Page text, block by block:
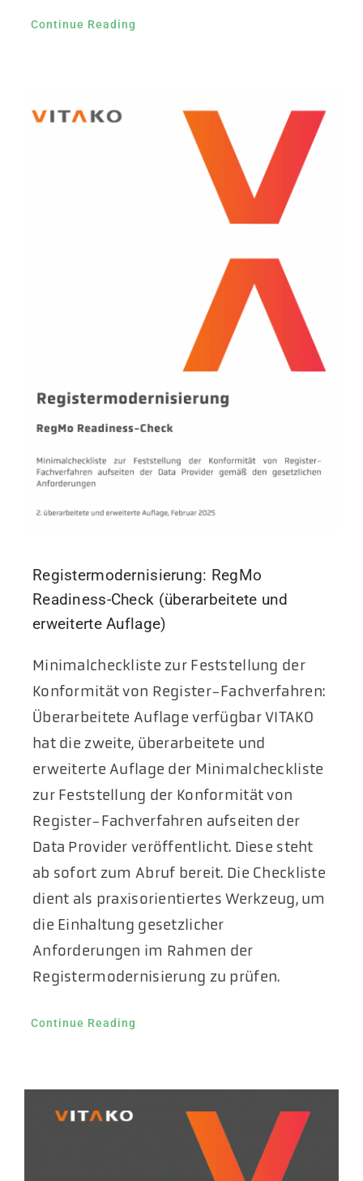
Continue Reading
Registermodernisierung: RegMo
Readiness-Check (überarbeitete und
erweiterte Auflage)
Minimalcheckliste zur Feststellung der
Konformität von Register-Fachverfahren:
Überarbeitete Auflage verfügbar VITAKO
hat die zweite, überarbeitete und
erweiterte Auflage der Minimalcheckliste
zur Feststellung der Konformität von
Register-Fachverfahren aufseiten der
Data Provider veröffentlicht. Diese steht
ab sofort zum Abruf bereit. Die Checkliste
dient als praxisorientiertes Werkzeug, um
die Einhaltung gesetzlicher
Anforderungen im Rahmen der
Registermodernisierung zu prüfen.
Continue Reading